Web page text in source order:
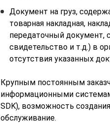
Документ на груз,
товарная накладная,
передаточный документ,
свидетельство и т.д.) в
отсутствия указанных
Крупным постоянным
информационными
SDK), возможность
обслуживание.